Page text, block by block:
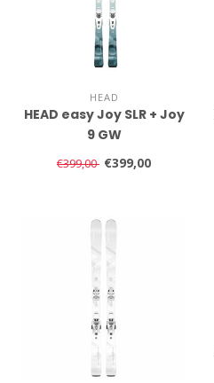
HEAD
HEAD easy Joy SLR + Joy
9 GW
€399,00 €399,00